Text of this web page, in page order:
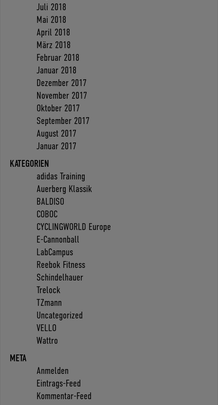
Juli 2018
Mai 2018
April 2018
März 2018
Februar 2018
Januar 2018
Dezember 2017
November 2017
Oktober 2017
September 2017
August 2017
Januar 2017
KATEGORIEN
adidas Training
Auerberg Klassik
BALDISO
COBOC
CYCLINGWORLD Europe
E-Cannonball
LabCampus
Reebok Fitness
Schindelhauer
Trelock
TZmann
Uncategorized
VELLO
Wattro
META
Anmelden
Eintrags-Feed
Kommentar-Feed